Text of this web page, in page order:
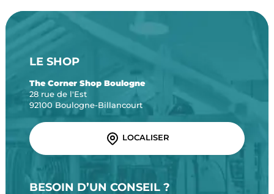
LE SHOP
The Corner Shop Boulogne
28 rue de l'Est
92100 Boulogne-Billancourt
LOCALISER
BESOIN D’UN CONSEIL ?